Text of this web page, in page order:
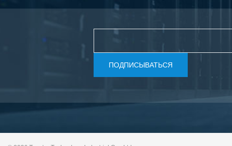
ПОДПИСЫВАТЬСЯ